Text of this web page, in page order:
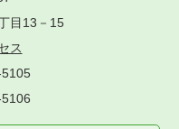
目13－15
ス
5105